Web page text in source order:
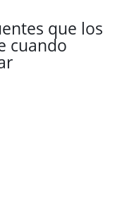
que los
cuando